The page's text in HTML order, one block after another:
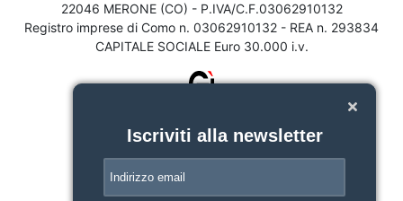
22046 MERONE (CO) - P.IVA/C.F.03062910132
Registro imprese di Como n. 03062910132 - REA n. 293834
CAPITALE SOCIALE Euro 30.000 i.v.
Iscriviti alla newsletter